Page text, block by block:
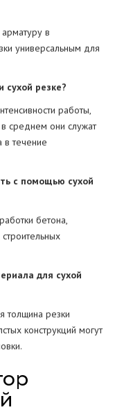
в
универсальным для
сухой резке?
работы,
в среднем они служат
в течение
с помощью сухой
бетона,
для сухой
толщина резки
конструкций могут